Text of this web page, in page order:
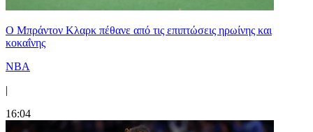
Ο Μπράντον Κλαρκ πέθανε από τις επιπτώσεις ηρωίνης και
κοκαΐνης
NBA
|
16:04